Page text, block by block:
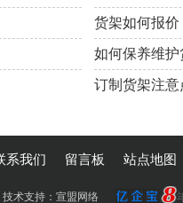
货架如何报价
如何保养维护
订制货架注意
系我们 留言板 站点地图
技术支持： 宣盟网络